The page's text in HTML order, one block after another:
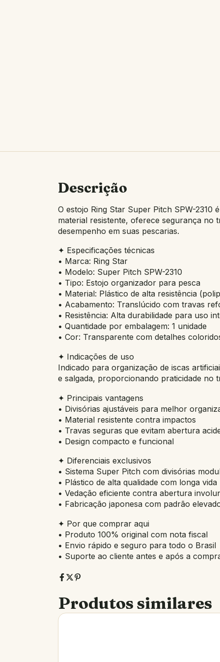
Descrição
O estojo Ring Star Super Pitch SPW-2310
material resistente, oferece segurança no
desempenho em suas pescarias.
✦ Especificações técnicas
• Marca: Ring Star
• Modelo: Super Pitch SPW-2310
• Tipo: Estojo organizador para pesca
• Material: Plástico de alta resistência
• Acabamento: Translúcido com travas
• Resistência: Alta durabilidade para uso
• Quantidade por embalagem: 1 unidade
• Cor: Transparente com detalhes
✦ Indicações de uso
Indicado para organização de iscas
e salgada, proporcionando praticidade no
✦ Principais vantagens
• Divisórias ajustáveis para melhor
• Material resistente contra impactos
• Travas seguras que evitam abertura
• Design compacto e funcional
✦ Diferenciais exclusivos
• Sistema Super Pitch com divisórias
• Plástico de alta qualidade com longa vida
• Vedação eficiente contra abertura
• Fabricação japonesa com padrão
✦ Por que comprar aqui
• Produto 100% original com nota fiscal
• Envio rápido e seguro para todo o Brasil
• Suporte ao cliente antes e após a
Produtos similares